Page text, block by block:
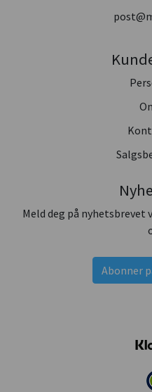
Meld deg på
Abonner